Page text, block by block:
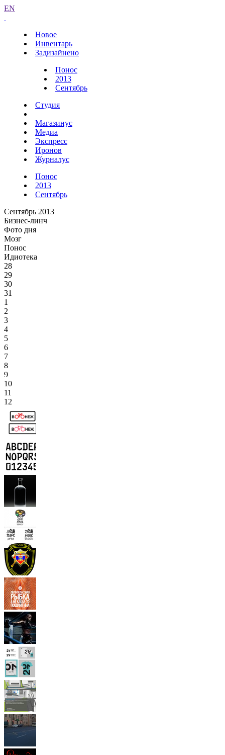
EN
Новое
Инвентарь
Задизайнено
Понос
2013
Сентябрь
Студия
Магазинус
Медиа
Экспресс
Иронов
Журналус
Понос
2013
Сентябрь
Сентябрь 2013
Бизнес-линч
Фото дня
Мозг
Понос
Идиотека
28
29
30
31
1
2
3
4
5
6
7
8
9
10
11
12